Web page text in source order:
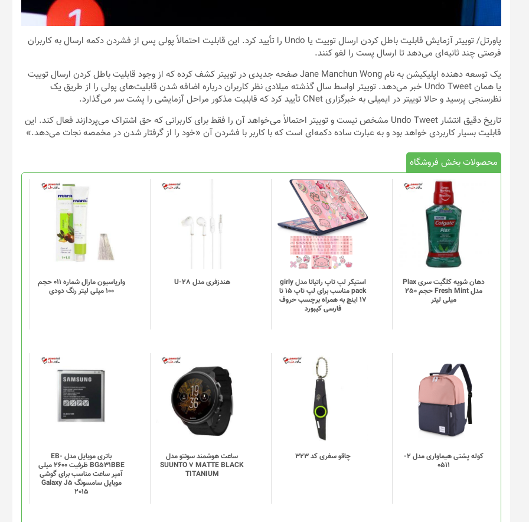
پاورتل
/ توییتر آزمایش قابلیت باطل کردن ارسال توییت یا Undo را تأیید کرد. این قابلیت احتمالاً پولی پس از فشردن دکمه ارسال به کاربران
فرصتی چند ثانیه‌ای می‌دهد تا ارسال پست را لغو کنند.
یک توسعه دهنده اپلیکیشن به نام Jane Manchun Wong صفحه جدیدی در توییتر کشف کرده که از وجود قابلیت باطل کردن ارسال توییت
یا همان Undo Tweet خبر می‌دهد. توییتر اواسط سال گذشته میلادی نظر کاربران درباره اضافه شدن قابلیت‌های پولی را از طریق یک
نظرسنجی پرسید و حالا توییتر در ایمیلی به خبرگزاری CNet تأیید کرد که قابلیت مذکور مراحل آزمایشی را پشت سر می‌گذارد.
تاریخ دقیق انتشار Undo Tweet مشخص نیست و توییتر احتمالاً می‌خواهد آن را فقط برای کاربرانی که حق اشتراک می‌پردازند فعال کند. این
قابلیت بسیار کاربردی خواهد بود و به عبارت ساده دکمه‌ای است که با کاربر با فشردن آن «خود را از گرفتار شدن در مخمصه نجات می‌دهد.»
محصولات بخش فروشگاه
دهان شویه کلگیت سری Plax
مدل Fresh Mint حجم 250
میلی لیتر
استیکر لپ تاپ راتیانا مدل girly
pack مناسب برای لپ تاپ 15 تا
17 اینچ به همراه برچسب حروف
فارسی کیبورد
هندزفری مدل U-28
واریاسیون مارال شماره 011 حجم
100 میلی لیتر رنگ دودی
کوله پشتی هیماواری مدل 2-
0511
این
محصول
انواع
مختلفی
می
گزینه
ها
چاقو سفری کد 323
ساعت هوشمند سونتو مدل
SUUNTO 7 MATTE BLACK
TITANIUM
باتری موبایل مدل EB-
BG531BBE ظرفیت 2600 میلی
آمپر ساعت مناسب برای گوشی
موبایل سامسونگ Galaxy J5
2015